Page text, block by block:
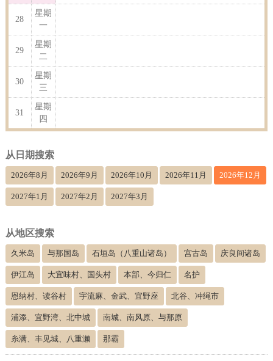
28
星期
一
29
星期
二
30
星期
三
31
星期
四
从日期搜索
2026年8月 2026年9月 2026年10月 2026年11月 2026年12月
2027年1月 2027年2月 2027年3月
从地区搜索
久米岛 与那国岛 石垣岛（八重山诸岛） 宫古岛 庆良间诸岛
伊江岛 大宜味村、国头村 本部、今归仁 名护
恩纳村、读谷村 宇流麻、金武、宜野座 北谷、冲绳市
浦添、宜野湾、北中城 南城、南风原、与那原
糸满、丰见城、八重濑 那霸